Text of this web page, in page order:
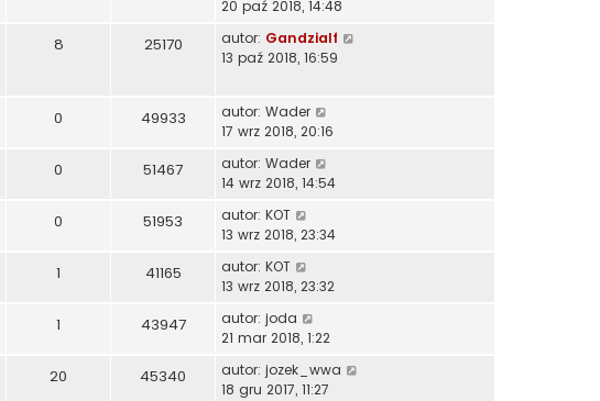
20 paź 2018, 14:48
8 25170 autor: Gandzialf
13 paź 2018, 16:59
0 49933 autor: Wader
17 wrz 2018, 20:16
0 51467 autor: Wader
14 wrz 2018, 14:54
0 51953 autor: KOT
13 wrz 2018, 23:34
1 41165 autor: KOT
13 wrz 2018, 23:32
1 43947 autor: joda
21 mar 2018, 1:22
20 45340 autor: jozek_wwa
18 gru 2017, 11:27